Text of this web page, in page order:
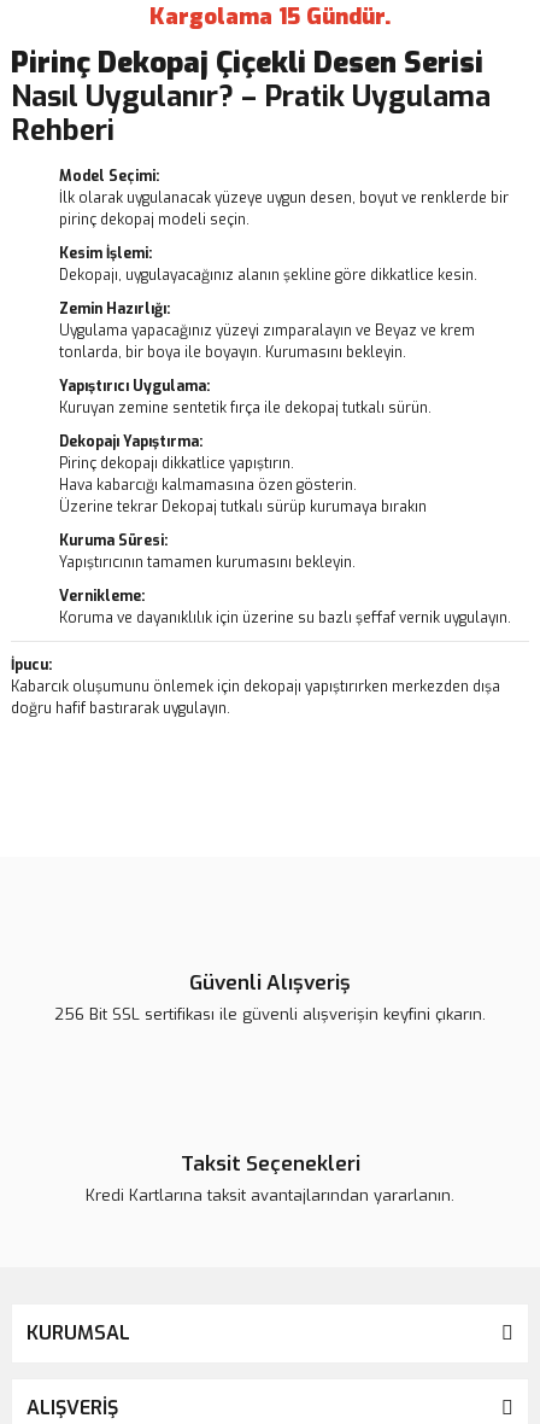
Kargolama 15 Gündür.
Pirinç Dekopaj Çiçekli Desen Serisi
Nasıl Uygulanır? – Pratik Uygulama
Rehberi
Model Seçimi:
İlk olarak uygulanacak yüzeye uygun desen, boyut ve renklerde bir
pirinç dekopaj modeli seçin.
Kesim İşlemi:
Dekopajı, uygulayacağınız alanın şekline göre dikkatlice kesin.
Zemin Hazırlığı:
Uygulama yapacağınız yüzeyi zımparalayın ve Beyaz ve krem
tonlarda, bir boya ile boyayın. Kurumasını bekleyin.
Yapıştırıcı Uygulama:
Kuruyan zemine sentetik fırça ile dekopaj tutkalı sürün.
Dekopajı Yapıştırma:
Pirinç dekopajı dikkatlice yapıştırın.
Hava kabarcığı kalmamasına özen gösterin.
Üzerine tekrar Dekopaj tutkalı sürüp kurumaya bırakın
Kuruma Süresi:
Yapıştırıcının tamamen kurumasını bekleyin.
Vernikleme:
Koruma ve dayanıklılık için üzerine su bazlı şeffaf vernik uygulayın.
İpucu:
Kabarcık oluşumunu önlemek için dekopajı yapıştırırken merkezden dışa
doğru hafif bastırarak uygulayın.
Güvenli Alışveriş
256 Bit SSL sertifikası ile güvenli alışverişin keyfini çıkarın.
Taksit Seçenekleri
Kredi Kartlarına taksit avantajlarından yararlanın.
KURUMSAL
ALIŞVERİŞ